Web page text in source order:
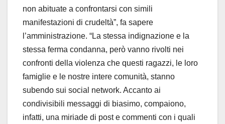
non abituate a confrontarsi con simili
manifestazioni di crudeltà”, fa sapere
l’amministrazione. “La stessa indignazione e la
stessa ferma condanna, però vanno rivolti nei
confronti della violenza che questi ragazzi, le loro
famiglie e le nostre intere comunità, stanno
subendo sui social network. Accanto ai
condivisibili messaggi di biasimo, compaiono,
infatti, una miriade di post e commenti con i quali